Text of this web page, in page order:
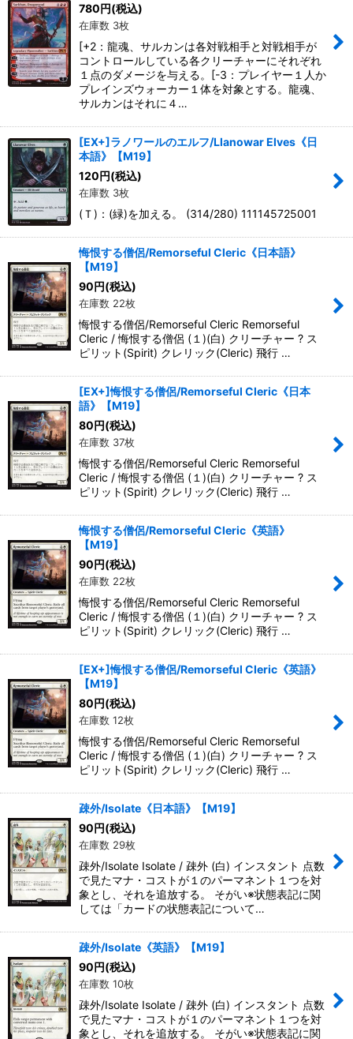
780円(税込)
在庫数 3枚
[+2：龍魂、サルカンは各対戦相手と対戦相手が
コントロールしている各クリーチャーにそれぞれ
１点のダメージを与える。[-3：プレイヤー１人か
プレインズウォーカー１体を対象とする。龍魂、
サルカンはそれに４…
[EX+]ラノワールのエルフ/Llanowar Elves《日
本語》【M19】
120円(税込)
在庫数 3枚
(Ｔ)：(緑)を加える。 (314/280) 111145725001
悔恨する僧侶/Remorseful Cleric《日本語》
【M19】
90円(税込)
在庫数 22枚
悔恨する僧侶/Remorseful Cleric Remorseful
Cleric / 悔恨する僧侶 (１)(白) クリーチャー ? ス
ピリット(Spirit) クレリック(Cleric) 飛行 …
[EX+]悔恨する僧侶/Remorseful Cleric《日本
語》【M19】
80円(税込)
在庫数 37枚
悔恨する僧侶/Remorseful Cleric Remorseful
Cleric / 悔恨する僧侶 (１)(白) クリーチャー ? ス
ピリット(Spirit) クレリック(Cleric) 飛行 …
悔恨する僧侶/Remorseful Cleric《英語》
【M19】
90円(税込)
在庫数 22枚
悔恨する僧侶/Remorseful Cleric Remorseful
Cleric / 悔恨する僧侶 (１)(白) クリーチャー ? ス
ピリット(Spirit) クレリック(Cleric) 飛行 …
[EX+]悔恨する僧侶/Remorseful Cleric《英語》
【M19】
80円(税込)
在庫数 12枚
悔恨する僧侶/Remorseful Cleric Remorseful
Cleric / 悔恨する僧侶 (１)(白) クリーチャー ? ス
ピリット(Spirit) クレリック(Cleric) 飛行 …
疎外/Isolate《日本語》【M19】
90円(税込)
在庫数 29枚
疎外/Isolate Isolate / 疎外 (白) インスタント 点数
で見たマナ・コストが１のパーマネント１つを対
象とし、それを追放する。 そがい※状態表記に関
しては「カードの状態表記について…
疎外/Isolate《英語》【M19】
90円(税込)
在庫数 10枚
疎外/Isolate Isolate / 疎外 (白) インスタント 点数
で見たマナ・コストが１のパーマネント１つを対
象とし、それを追放する。 そがい※状態表記に関